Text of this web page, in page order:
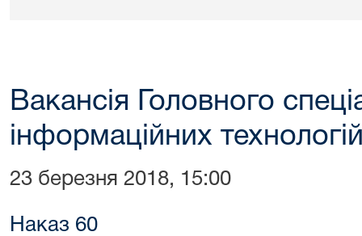
Вакансія Головного
інформаційних
23 березня 2018, 15:00
Наказ 60